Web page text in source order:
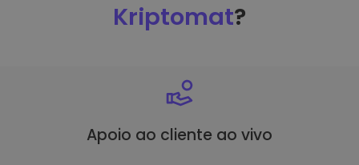
Kriptomat?
Apoio ao cliente ao vivo